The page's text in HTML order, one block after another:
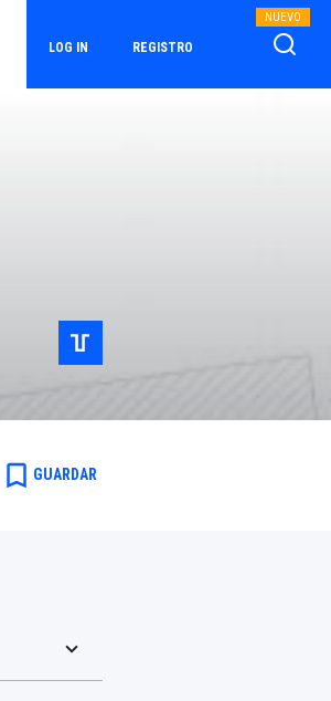
LOG IN REGISTRO
NUEVO
bookmark_border GUARDAR